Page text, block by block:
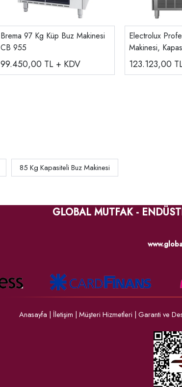
Brema 97 Kg Küp Buz Makinesi
CB 955
99.450,00 TL + KDV
Electrolux
Makinesi,
730305
123.123,00
85 Kg Kapasiteli Buz Makinesi
GLOBAL MUTFAK -
Anasayfa | İletişim | Müşteri Hizmetleri | Garanti ve